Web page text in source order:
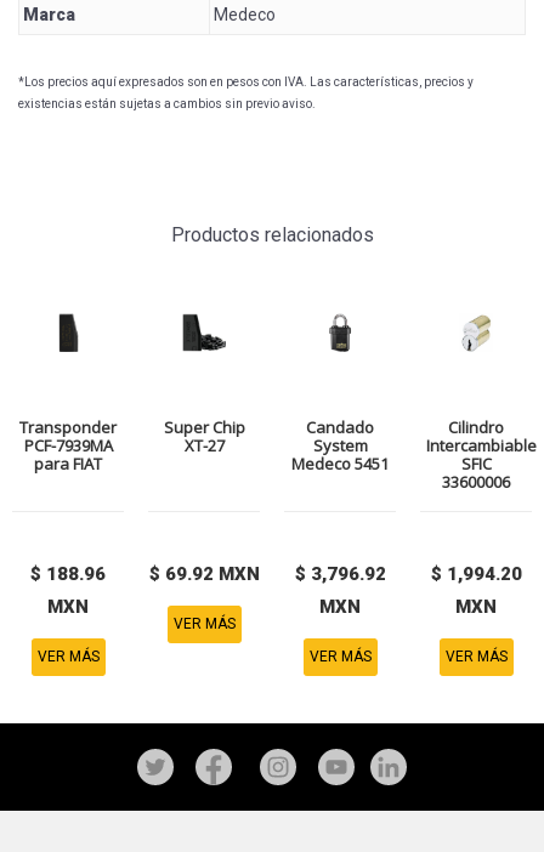
Marca Medeco
*Los precios aquí expresados son en pesos con IVA. Las características, precios y
existencias están sujetas a cambios sin previo aviso.
Productos relacionados
Transponder
PCF-7939MA
para FIAT
$ 188.96
MXN
VER MÁS
Super Chip
XT-27
$ 69.92 MXN
VER MÁS
Candado
System
Medeco 5451
$ 3,796.92
MXN
VER MÁS
Cilindro
Intercambiable
SFIC
33600006
$ 1,994.20
MXN
VER MÁS